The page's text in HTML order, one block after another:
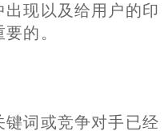
出现以及给用户的印
的。
词或竞争对手已经